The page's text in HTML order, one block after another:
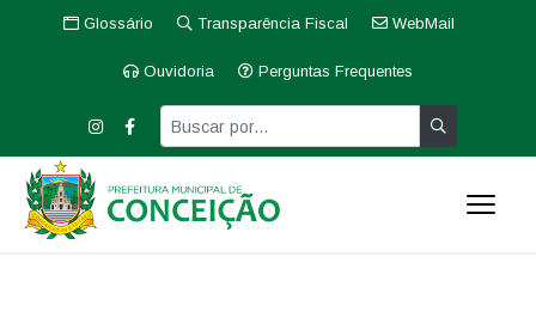
Glossário Transparência Fiscal WebMail
Ouvidoria Perguntas Frequentes